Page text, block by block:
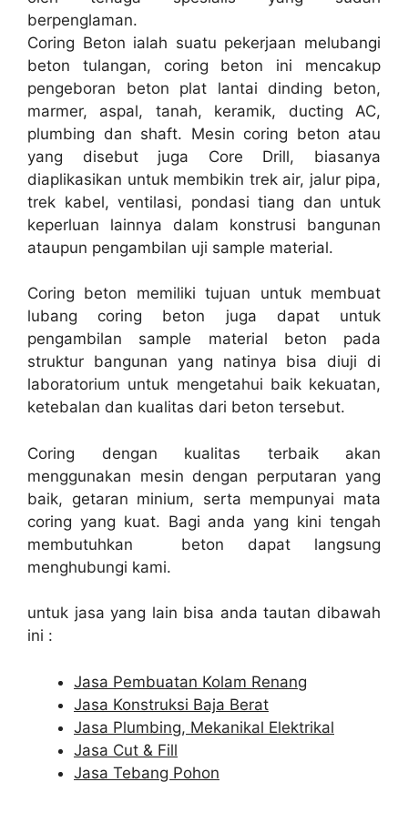
berpenglaman.
Coring Beton ialah suatu pekerjaan melubangi
beton tulangan, coring beton ini mencakup
pengeboran beton plat lantai dinding beton,
marmer, aspal, tanah, keramik, ducting AC,
plumbing dan shaft. Mesin coring beton atau
yang disebut juga Core Drill, biasanya
diaplikasikan untuk membikin trek air, jalur pipa,
trek kabel, ventilasi, pondasi tiang dan untuk
keperluan lainnya dalam konstrusi bangunan
ataupun pengambilan uji sample material.
Coring beton memiliki tujuan untuk membuat
lubang coring beton juga dapat untuk
pengambilan sample material beton pada
struktur bangunan yang natinya bisa diuji di
laboratorium untuk mengetahui baik kekuatan,
ketebalan dan kualitas dari beton tersebut.
Coring dengan kualitas terbaik akan
menggunakan mesin dengan perputaran yang
baik, getaran minium, serta mempunyai mata
coring yang kuat. Bagi anda yang kini tengah
membutuhkan beton dapat langsung
menghubungi kami.
untuk jasa yang lain bisa anda tautan dibawah
ini :
Jasa Pembuatan Kolam Renang
Jasa Konstruksi Baja Berat
Jasa Plumbing, Mekanikal Elektrikal
Jasa Cut & Fill
Jasa Tebang Pohon